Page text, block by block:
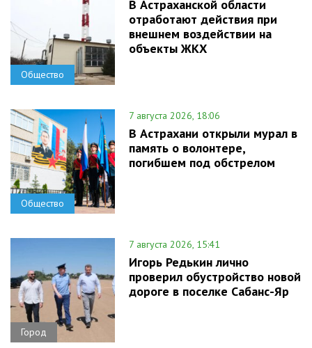
Общество
В Астраханской области
отработают действия при
внешнем воздействии на
объекты ЖКХ
Общество
7 августа 2026, 18:06
В Астрахани открыли мурал в
память о волонтере,
погибшем под обстрелом
Город
7 августа 2026, 15:41
Игорь Редькин лично
проверил обустройство новой
дороге в поселке Сабанс-Яр